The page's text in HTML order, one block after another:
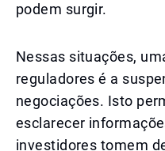
podem surgir.
Nessas situações,
reguladores é a
negociações. Isto
esclarecer
investidores tomem